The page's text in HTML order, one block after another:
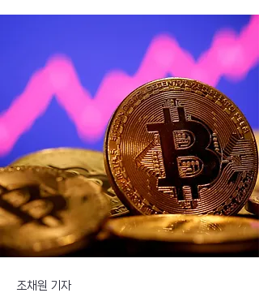
조채원 기자